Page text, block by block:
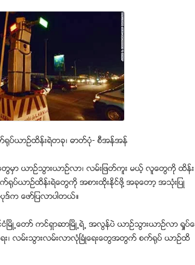
႐ုပ္ယာဥ္ထိန္းရဲတခု၊ ဓာတ္ပံု- စီအန္အန္
တြမွာ ယာဥ္သြားယာဥ္လာ၊ လမ္းျဖတ္ကူး မယ့္ လူေတြကို ထိန္း
႐ုပ္ယာဥ္ထိန္းရဲေတြကို အစားထုိးႏုိင္ဖုိ႔ အခုေတာ့ အသံုးျပဳ
က ေဖာ္ျပလာပါတယ္။
ေတာ္ ကင္ရွာဆာၿမိဳ႕ရဲ႕ အလြန္ပဲ ယာဥ္သြားယာဥ္လာ ႐ႈပ္ေ
း၊ လမ္းသြားလမ္းလာလံုၿခံဳေရးေတြအတြက္ စက္႐ုပ္ ယာဥ္ထိ